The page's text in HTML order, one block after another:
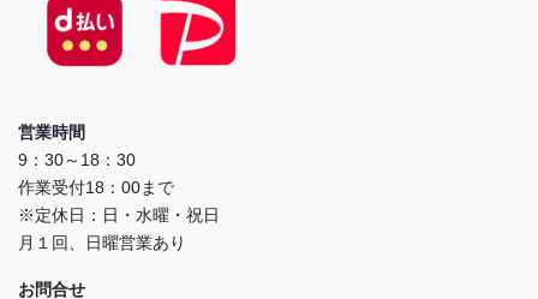
営業時間
9：30～18：30
作業受付18：00まで
※定休日：日・水曜・祝日
月１回、日曜営業あり
お問合せ